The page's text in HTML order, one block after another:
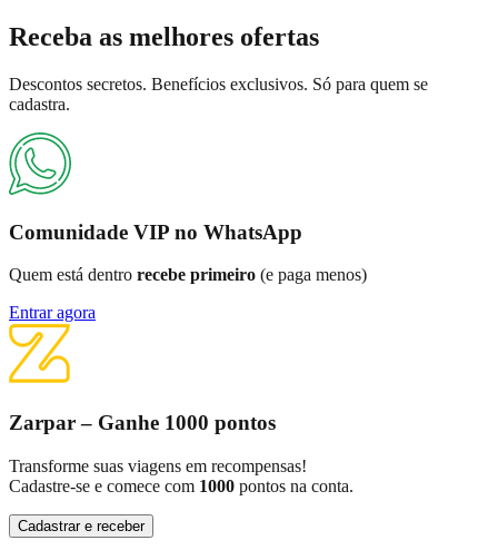
Receba as melhores ofertas
Descontos secretos. Benefícios exclusivos. Só para quem se
cadastra.
Comunidade VIP no WhatsApp
Quem está dentro recebe primeiro (e paga menos)
Entrar agora
Zarpar – Ganhe 1000 pontos
Transforme suas viagens em recompensas!
Cadastre-se e comece com 1000 pontos na conta.
Cadastrar e receber